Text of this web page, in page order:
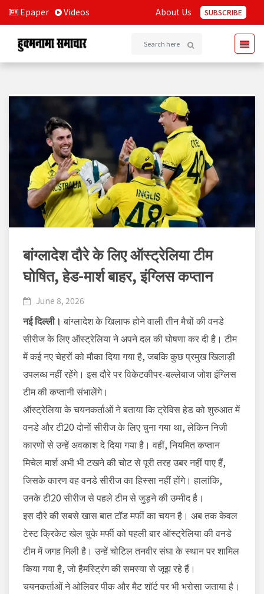
Epaper Videos About Us SUBSCRIBE
बांग्लादेश दौरे के लिए ऑस्ट्रेलिया टीम
घोषित, हेड-मार्श बाहर, इंग्लिस कप्तान
June 8, 2026
नई दिल्ली। बांग्लादेश के खिलाफ होने वाली तीन मैचों की वनडे
सीरीज के लिए ऑस्ट्रेलिया ने अपने दल की घोषणा कर दी है। टीम
में कई नए चेहरों को मौका दिया गया है, जबकि कुछ प्रमुख खिलाड़ी
उपलब्ध नहीं रहेंगे। इस दौरे पर विकेटकीपर-बल्लेबाज जोश इंग्लिस
टीम की कप्तानी संभालेंगे।
ऑस्ट्रेलिया के चयनकर्ताओं ने बताया कि ट्रेविस हेड को शुरुआत में
वनडे और टी20 दोनों सीरीज के लिए चुना गया था, लेकिन निजी
कारणों से उन्हें अवकाश दे दिया गया है। वहीं, नियमित कप्तान
मिचेल मार्श अभी भी टखने की चोट से पूरी तरह उबर नहीं पाए हैं,
जिसके कारण वह वनडे सीरीज का हिस्सा नहीं होंगे। हालांकि,
उनके टी20 सीरीज से पहले टीम से जुड़ने की उम्मीद है।
इस दौरे की सबसे खास बात टॉड मर्फी का चयन है। अब तक केवल
टेस्ट क्रिकेट खेल चुके मर्फी को पहली बार ऑस्ट्रेलिया की वनडे
टीम में जगह मिली है। उन्हें चोटिल तनवीर संघा के स्थान पर शामिल
किया गया है, जो हैमस्ट्रिंग की समस्या से जूझ रहे हैं।
चयनकर्ताओं ने ओलिवर पीक और मैट शॉर्ट पर भी भरोसा जताया है।